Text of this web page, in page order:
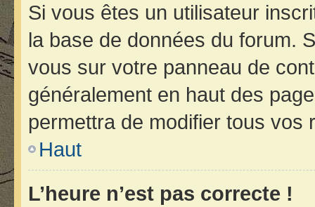
Si vous êtes un utilisateur
la base de données du forum.
vous sur votre panneau de
généralement en haut des
permettra de modifier tous
Haut
L’heure n’est pas correcte !